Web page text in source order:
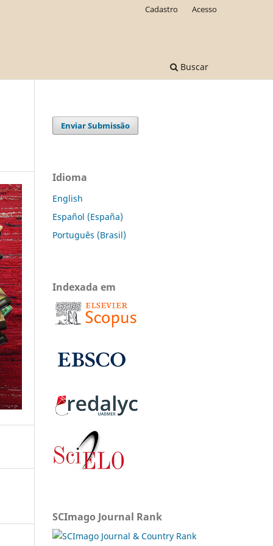
Buscar
Cadastro Acesso
Enviar Submissão
Idioma
English
Español (España)
Português (Brasil)
Indexada em
SCImago Journal Rank